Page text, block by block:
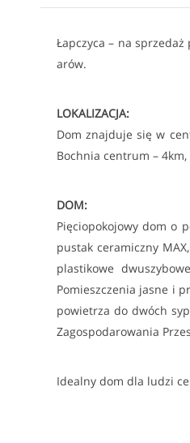
Łapczyca – na
arów.
LOKALIZACJA:
Dom znajduje się w
Bochnia centrum – 4km,
DOM:
Pięciopokojowy dom o
pustak ceramiczny
plastikowe
Pomieszczenia jasne i
powietrza do dwóch
Zagospodarowania
Idealny dom dla ludzi